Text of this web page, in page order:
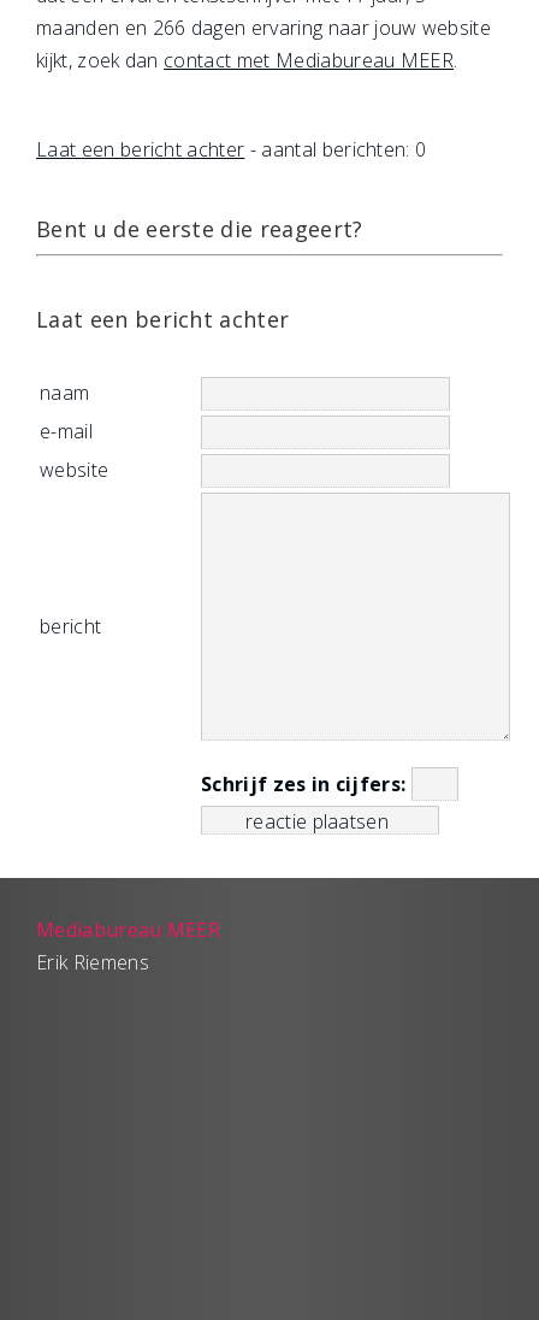
maanden en 266 dagen ervaring naar jouw website
kijkt, zoek dan contact met Mediabureau MEER.
Laat een bericht achter - aantal berichten: 0
Bent u de eerste die reageert?
Laat een bericht achter
naam
e-mail
website
bericht
Schrijf zes in cijfers:
Mediabureau MEER
Erik Riemens